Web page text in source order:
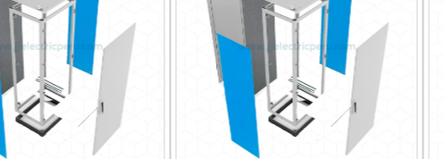
TAPA LATERAL 2000X600
PLACA DE MONTAJE (PLACA
2000X800